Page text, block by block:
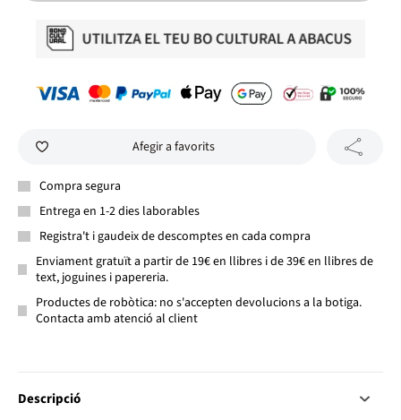
Afegir a favorits
Compra segura
Entrega en 1-2 dies laborables
Registra't i gaudeix de descomptes en cada compra
Enviament gratuït a partir de 19€ en llibres i de 39€ en llibres de
text, joguines i papereria.
Productes de robòtica: no s'accepten devolucions a la botiga.
Contacta amb atenció al client
Descripció